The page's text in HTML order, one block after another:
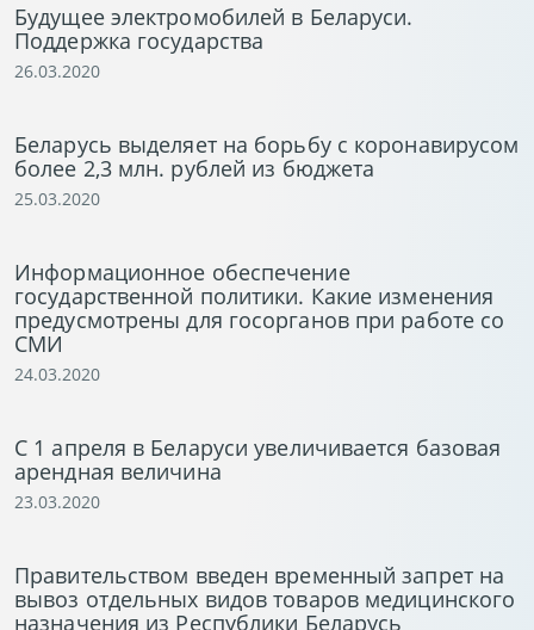
Будущее электромобилей в Беларуси.
Поддержка государства
26.03.2020
Беларусь выделяет на борьбу с коронавирусом
более 2,3 млн. рублей из бюджета
25.03.2020
Информационное обеспечение
государственной политики. Какие изменения
предусмотрены для госорганов при работе со
СМИ
24.03.2020
C 1 апреля в Беларуси увеличивается базовая
арендная величина
23.03.2020
Правительством введен временный запрет на
вывоз отдельных видов товаров медицинского
назначения из Республики Беларусь